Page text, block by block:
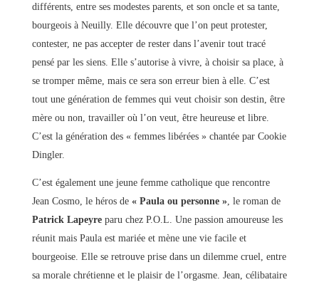
différents, entre ses modestes parents, et son oncle et sa tante,
bourgeois à Neuilly. Elle découvre que l’on peut protester,
contester, ne pas accepter de rester dans l’avenir tout tracé
pensé par les siens. Elle s’autorise à vivre, à choisir sa place, à
se tromper même, mais ce sera son erreur bien à elle. C’est
tout une génération de femmes qui veut choisir son destin, être
mère ou non, travailler où l’on veut, être heureuse et libre.
C’est la génération des « femmes libérées » chantée par Cookie
Dingler.
C’est également une jeune femme catholique que rencontre
Jean Cosmo, le héros de « Paula ou personne », le roman de
Patrick Lapeyreparu chez P.O.L. Une passion amoureuse les
réunit mais Paula est mariée et mène une vie facile et
bourgeoise. Elle se retrouve prise dans un dilemme cruel, entre
sa morale chrétienne et le plaisir de l’orgasme. Jean, célibataire